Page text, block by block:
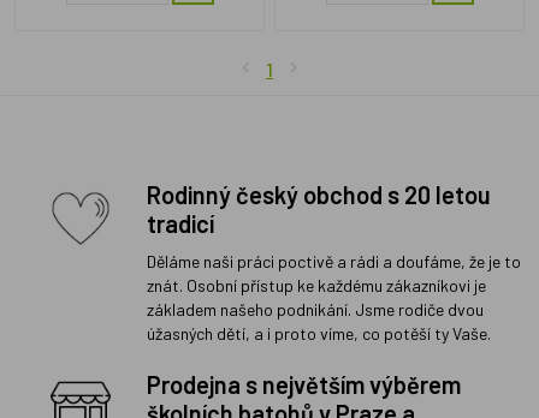
1
Rodinný český obchod s 20 letou
tradicí
Děláme naši práci poctivě a rádi a doufáme, že je to
znát. Osobní přístup ke každému zákazníkovi je
základem našeho podnikání. Jsme rodiče dvou
úžasných dětí, a i proto víme, co potěší ty Vaše.
Prodejna s největším výběrem